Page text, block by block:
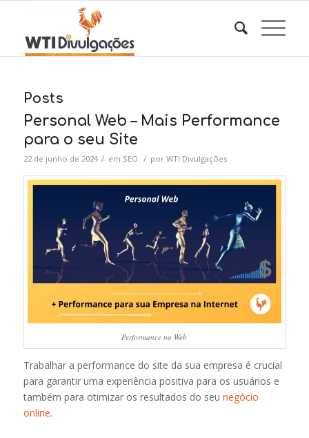
Posts
Personal Web – Mais Performance
para o seu Site
22 de junho de 2024 / em SEO / por WTI Divulgações
Performance na Web
Trabalhar a performance do site da sua empresa é crucial
para garantir uma experiência positiva para os usuários e
também para otimizar os resultados do seu negócio
online.